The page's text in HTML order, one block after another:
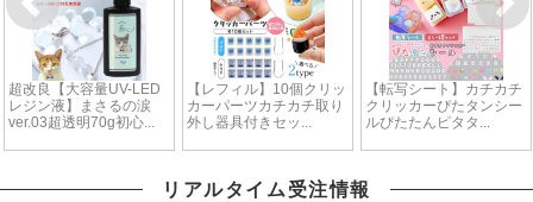
リアルタイム受注情報